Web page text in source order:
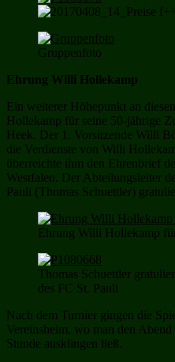
Gruppenfoto
Ehrung Willi Hollekamp
Ein weiterer Höhepunkt an
Hollekamp für seine 50-jährige
Heek. Der 1. Vorsitzende Willi
die Verdienste von Willi
überreichte ihm den Ehrenbrief
Westfalen. Der Abteilungsleiter
Pauli (Thomas Schuettler)
Ehrung Willi Hollekamp
Thomas Schuettler
des FC St. Pauli
Nach dem Turnier gingen die
Vereinsheim, wo man den
Stunde ausklingen ließ.